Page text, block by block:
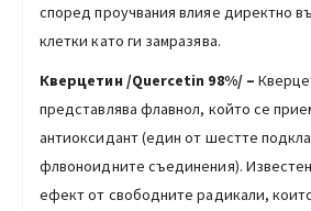
според проучвания влияе директно
клетки като ги замразява.
Квeрцетин /Quercetin 98%/ –
представлява флавнол, който се
антиоксидант (един от шестте
флвоноидните съединения).
ефект от свободните радикали,